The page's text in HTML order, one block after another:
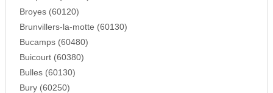
Broyes (60120)
Brunvillers-la-motte (60130)
Bucamps (60480)
Buicourt (60380)
Bulles (60130)
Bury (60250)